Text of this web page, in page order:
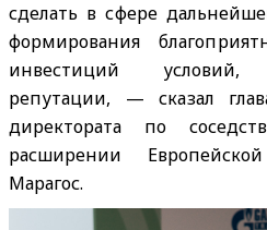
сделать в сфере
формирования
инвестиций
репутации, — сказал
директората по
расширении
Марагос.